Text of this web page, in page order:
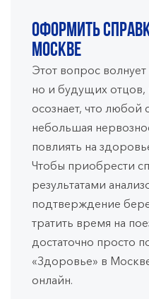
Оформить
Москве
Этот вопрос
но и будущих
осознает, что любой
небольшая
повлиять на
Чтобы приобрести
результатами
подтверждение
тратить время на
достаточно просто
«Здоровье» в
онлайн.